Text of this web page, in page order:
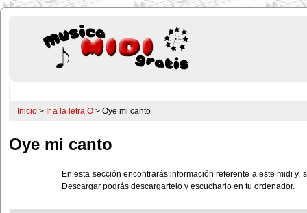
Inicio > Ir a la letra O > Oye mi canto
Oye mi canto
En esta sección encontrarás información referente a este midi
Descargar podrás descargartelo y escucharlo en tu ordenador.